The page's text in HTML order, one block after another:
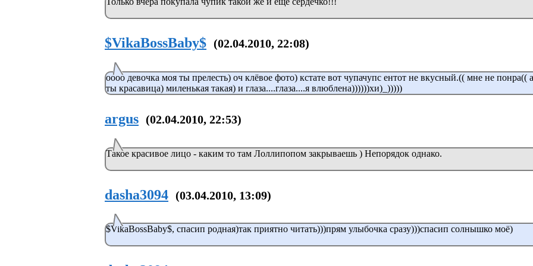
$VikaBossBaby$ (02.04.2010, 22:08)
оооо девочка моя ты прелесть) оч клёвое фото) кстате вот чупачупс ентот не вкусный.(( мне не понра(( а
ты красавица) миленькая такая) и глаза....глаза....я влюблена))))))хи)_)))))
argus (02.04.2010, 22:53)
Такое красивое лицо - каким то там Лоллипопом закрываешь ) Непорядок однако.
dasha3094 (03.04.2010, 13:09)
$VikaBossBaby$, спасип родная)так приятно читать)))прям улыбочка сразу)))спасип солнышко моё)